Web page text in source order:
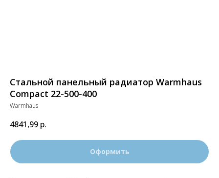
Стальной панельный радиатор Warmhaus
Compact 22-500-400
Warmhaus
4841,99 р.
Оформить